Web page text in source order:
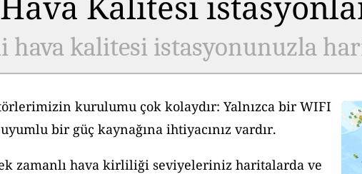
hava kalitesi istasyonunuzla
kurulumu çok kolaydır: Yalnızca bir WIFI
bir güç kaynağına ihtiyacınız vardır.
zamanlı hava kirliliği seviyeleriniz haritalarda ve